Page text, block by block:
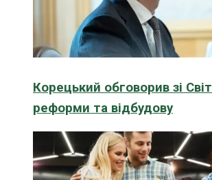
Корецький обговорив зі
реформи та відбудову